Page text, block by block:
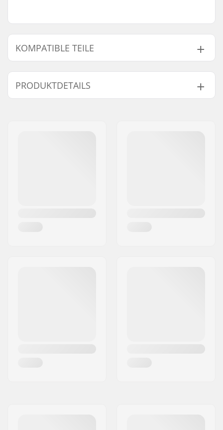
KOMPATIBLE TEILE
Finde Produkte die kompatibel sind mit Roces Jokey /
Compy Inline Skates Bremse:
PRODUKTDETAILS